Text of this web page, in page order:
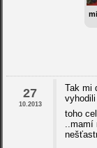
27
10.2013
Tak mi
toho
..mamí